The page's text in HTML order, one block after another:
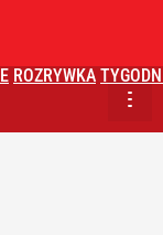
ROZRYWKA